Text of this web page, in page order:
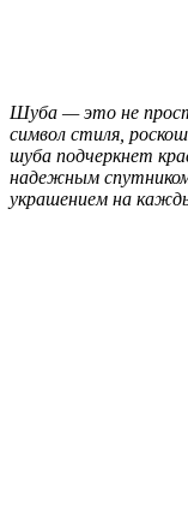
Шуба — это не
символ стиля,
шуба подчеркнет
надежным
украшением на